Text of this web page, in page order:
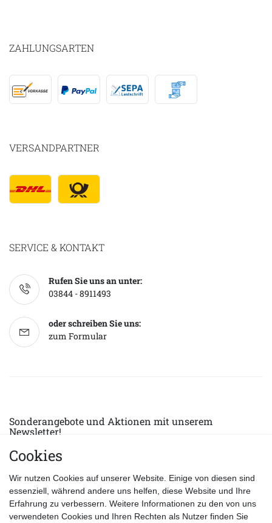
ZAHLUNGSARTEN
VERSANDPARTNER
SERVICE & KONTAKT
Rufen Sie uns an unter:
03844 - 8911493
oder schreiben Sie uns:
zum Formular
Sonderangebote und Aktionen mit unserem
Newsletter!
E-MAIL *
Datenschutzerklärung
Cookies
Wir nutzen Cookies auf unserer Website. Einige von diesen sind
essenziell, während andere uns helfen, diese Website und Ihre
Erfahrung zu verbessern. Weitere Informationen zu den von uns
verwendeten Cookies und Ihren Rechten als Nutzer finden Sie